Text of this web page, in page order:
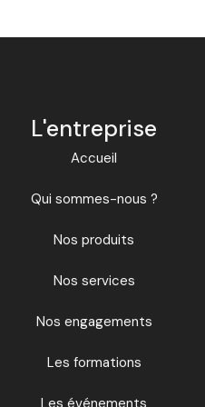
L'entreprise
Accueil
Qui sommes-nous ?
Nos produits
Nos services
Nos engagements
Les formations
Les événements